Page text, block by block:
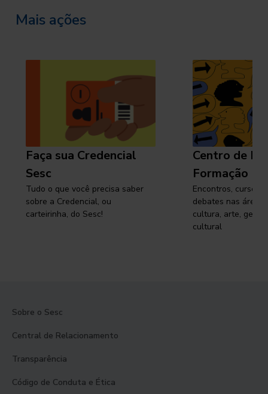
Mais ações
Faça sua Credencial
Sesc
Tudo o que você precisa saber
sobre a Credencial, ou
carteirinha, do Sesc!
Centro de
Formação
Encontros, cursos,
debates nas áreas
cultura, arte,
cultural
Sobre o Sesc
Central de Relacionamento
Transparência
Código de Conduta e Ética